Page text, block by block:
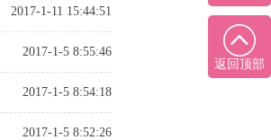
2017-1-11 15:44:51
2017-1-5 8:55:46
2017-1-5 8:54:18
2017-1-5 8:52:26
返回顶部